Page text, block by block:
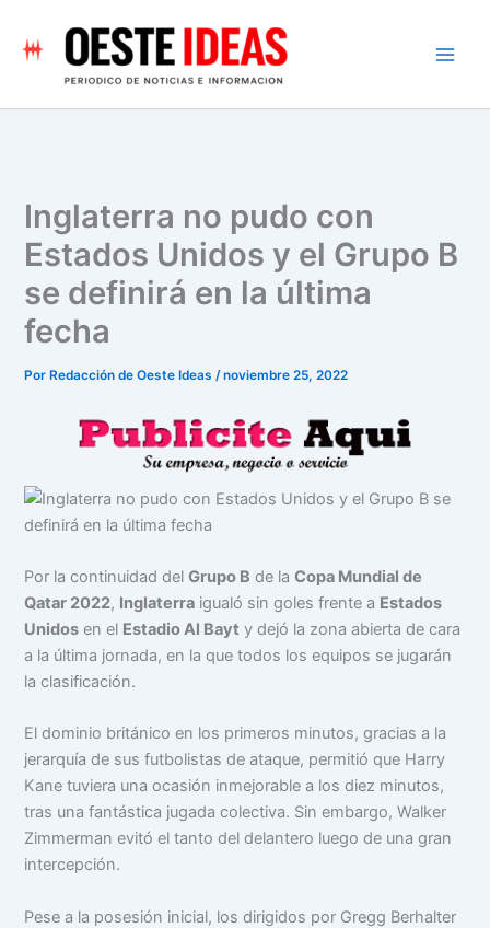
contenido
Inglaterra no pudo con
Estados Unidos y el Grupo B
se definirá en la última
fecha
Por Redacción de Oeste Ideas/noviembre 25, 2022
Por la continuidad delGrupo B de laCopa Mundial de
Qatar 2022, Inglaterra igualó sin goles frente a Estados
Unidos en el Estadio Al Bayt y dejó la zona abierta de cara
a la última jornada, en la que todos los equipos se jugarán
la clasificación.
El dominio británico en los primeros minutos, gracias a la
jerarquía de sus futbolistas de ataque, permitió que Harry
Kane tuviera una ocasión inmejorable a los diez minutos,
tras una fantástica jugada colectiva. Sin embargo, Walker
Zimmerman evitó el tanto del delantero luego de una gran
intercepción.
Pese a la posesión inicial, los dirigidos por Gregg Berhalter